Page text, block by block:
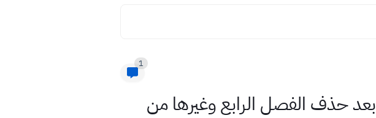
1
ملخص شامل لكتاب الكيمياء ثاني متوسط 2021 بعد حذف الفصل الرابع وغيرها من